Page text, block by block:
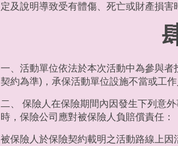
定及說明導致受有體傷、死亡或財產損
一、活動單位依法於本次活動中為參與
契約為準)，承保活動單位設施不當或工
二、 保險人在保險期間內因發生下列意
時，保險公司應對被保險人負賠償責任：
被保險人於保險契約載明之活動路線上因